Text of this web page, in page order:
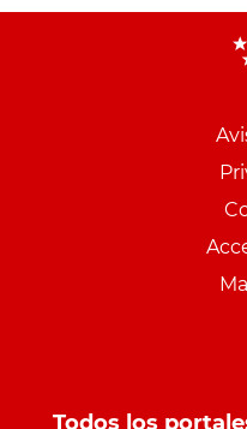
Todos los